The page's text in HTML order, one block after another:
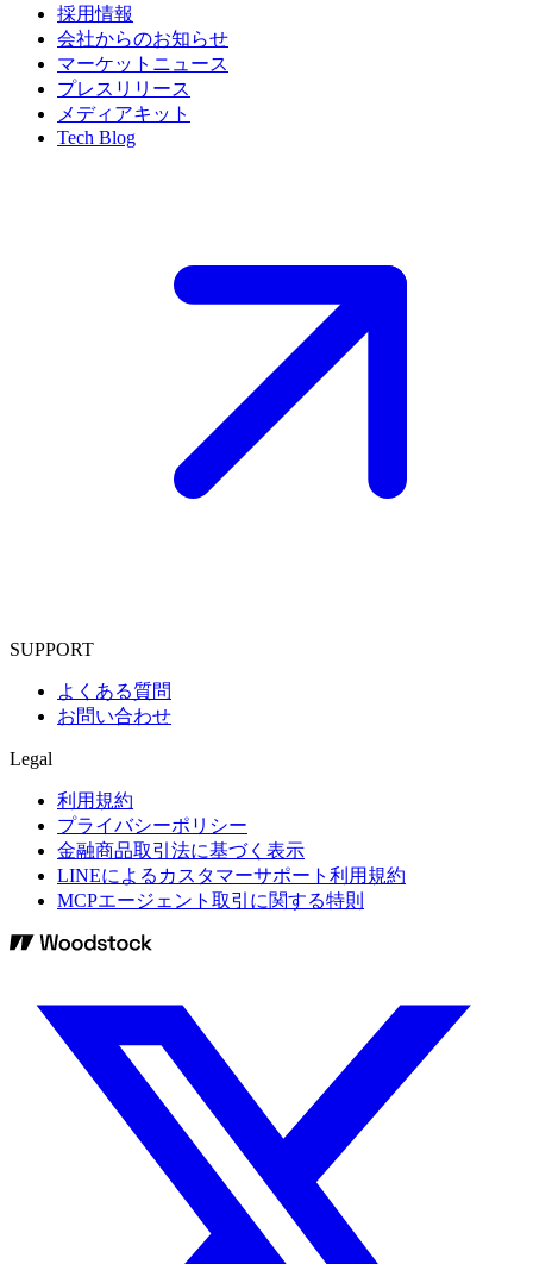
採用情報
会社からのお知らせ
マーケットニュース
プレスリリース
メディアキット
Tech Blog
SUPPORT
よくある質問
お問い合わせ
Legal
利用規約
プライバシーポリシー
金融商品取引法に基づく表示
LINEによるカスタマーサポート利用規約
MCPエージェント取引に関する特則